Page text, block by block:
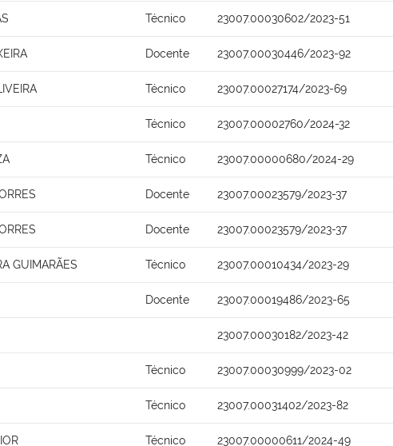
Técnico 23007.00030602/2023-51
Docente 23007.00030446/2023-92
Técnico 23007.00027174/2023-69
Técnico 23007.00002760/2024-32
Técnico 23007.00000680/2024-29
Docente 23007.00023579/2023-37
Docente 23007.00023579/2023-37
GUIMARÃES Técnico 23007.00010434/2023-29
Docente 23007.00019486/2023-65
23007.00030182/2023-42
Técnico 23007.00030999/2023-02
Técnico 23007.00031402/2023-82
Técnico 23007.00000611/2024-49